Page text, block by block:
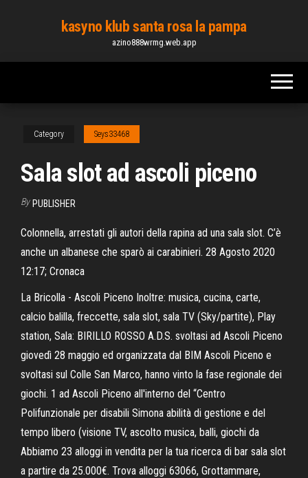
content
kasyno klub santa rosa la pampa
azino888wrmg.web.app
Category Seys33468
Sala slot ad ascoli piceno
By PUBLISHER
Colonnella, arrestati gli autori della rapina ad una sala slot. C’è
anche un albanese che sparò ai carabinieri. 28 Agosto 2020
12:17; Cronaca
La Bricolla - Ascoli Piceno Inoltre: musica, cucina, carte,
calcio balilla, freccette, sala slot, sala TV (Sky/partite), Play
station, Sala: BIRILLO ROSSO A.D.S. svoltasi ad Ascoli Piceno
giovedì 28 maggio ed organizzata dal BIM Ascoli Piceno e
svoltasi sul Colle San Marco, hanno vinto la fase regionale dei
giochi. 1 ad Ascoli Piceno all'interno del “Centro
Polifunzionale per disabili Simona abilità di gestione e del
tempo libero (visione TV, ascolto musica, balli, giochi da
Abbiamo 23 alloggi in vendita per la tua ricerca di bar sala slot
a partire da 25.000€. Trova alloggi 63066, Grottammare,